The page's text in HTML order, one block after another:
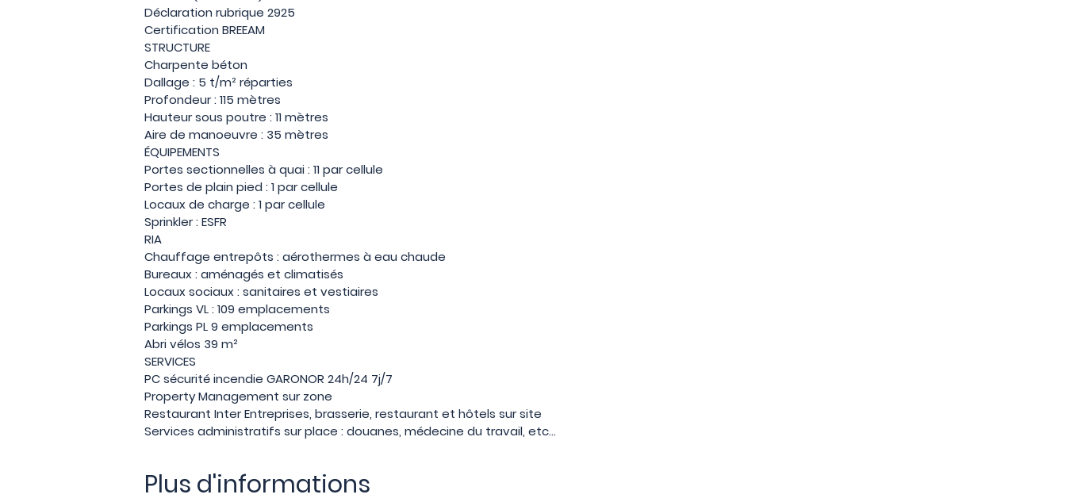
Déclaration rubrique 2925
Certification BREEAM
STRUCTURE
Charpente béton
Dallage : 5 t/m² réparties
Profondeur : 115 mètres
Hauteur sous poutre : 11 mètres
Aire de manoeuvre : 35 mètres
ÉQUIPEMENTS
Portes sectionnelles à quai : 11 par cellule
Portes de plain pied : 1 par cellule
Locaux de charge : 1 par cellule
Sprinkler : ESFR
RIA
Chauffage entrepôts : aérothermes à eau chaude
Bureaux : aménagés et climatisés
Locaux sociaux : sanitaires et vestiaires
Parkings VL : 109 emplacements
Parkings PL 9 emplacements
Abri vélos 39 m²
SERVICES
PC sécurité incendie GARONOR 24h/24 7j/7
Property Management sur zone
Restaurant Inter Entreprises, brasserie, restaurant et hôtels sur site
Services administratifs sur place : douanes, médecine du travail, etc...
Plus d'informations